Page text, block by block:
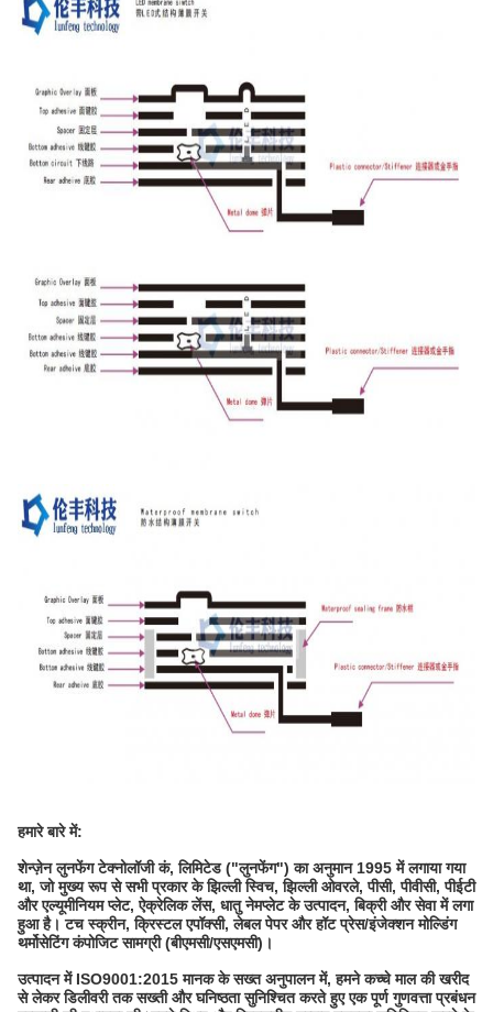
हमारे बारे में:
शेन्ज़ेन लुनफेंग टेक्नोलॉजी कं, लिमिटेड ("लुनफेंग") का अनुमान 1995 में लगाया गया
था, जो मुख्य रूप से सभी प्रकार के झिल्ली स्विच, झिल्ली ओवरले, पीसी, पीवीसी, पीईटी
और एल्यूमीनियम प्लेट, ऐक्रेलिक लेंस, धातु नेमप्लेट के उत्पादन, बिक्री और सेवा में लगा
हुआ है। टच स्क्रीन, क्रिस्टल एपॉक्सी, लेबल पेपर और हॉट प्रेस/इंजेक्शन मोल्डिंग
थर्मोसेटिंग कंपोजिट सामग्री (बीएमसी/एसएमसी)।
उत्पादन में ISO9001:2015 मानक के सख्त अनुपालन में, हमने कच्चे माल की खरीद
से लेकर डिलीवरी तक सख्ती और घनिष्ठता सुनिश्चित करते हुए एक पूर्ण गुणवत्ता प्रबंधन